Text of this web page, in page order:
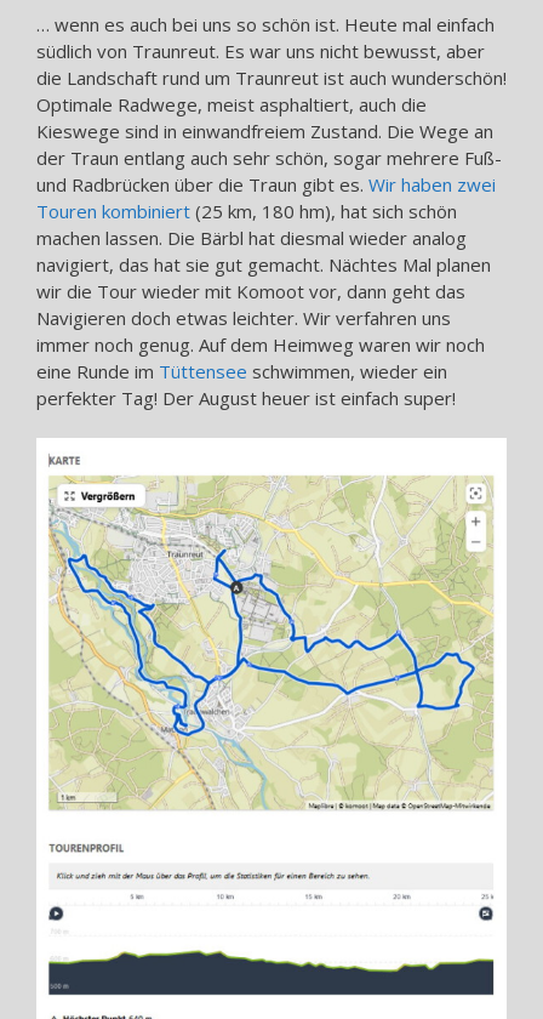
… wenn es auch bei uns so schön ist. Heute mal einfach
südlich von Traunreut. Es war uns nicht bewusst, aber
die Landschaft rund um Traunreut ist auch wunderschön!
Optimale Radwege, meist asphaltiert, auch die
Kieswege sind in einwandfreiem Zustand. Die Wege an
der Traun entlang auch sehr schön, sogar mehrere Fuß-
und Radbrücken über die Traun gibt es. Wir haben zwei
Touren kombiniert (25 km, 180 hm), hat sich schön
machen lassen. Die Bärbl hat diesmal wieder analog
navigiert, das hat sie gut gemacht. Nächtes Mal planen
wir die Tour wieder mit Komoot vor, dann geht das
Navigieren doch etwas leichter. Wir verfahren uns
immer noch genug. Auf dem Heimweg waren wir noch
eine Runde im Tüttensee schwimmen, wieder ein
perfekter Tag! Der August heuer ist einfach super!